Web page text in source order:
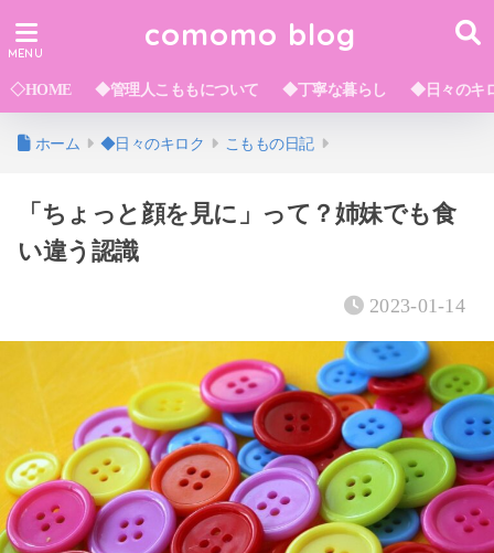
comomo blog
◇HOME ◆管理人こももについて ◆丁寧な暮らし ◆日々のキ
ホーム ◆日々のキロク こももの日記
「ちょっと顔を見に」って？姉妹でも食
い違う認識
2023-01-14